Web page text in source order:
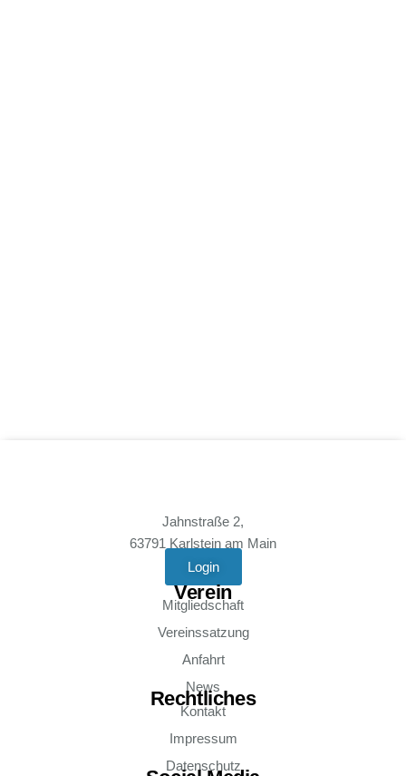
Jahnstraße 2,
63791 Karlstein am Main
Login
Verein
Mitgliedschaft
Vereinssatzung
Anfahrt
News
Rechtliches
Kontakt
Impressum
Datenschutz